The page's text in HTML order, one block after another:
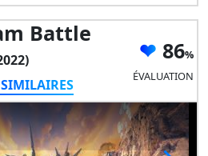
Battle
86
ÉVALUATION